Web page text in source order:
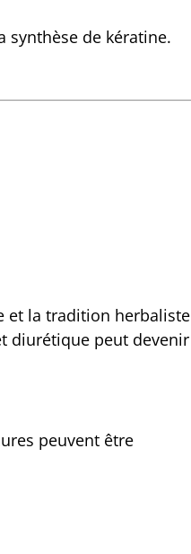
synthèse de kératine.
et la tradition herbaliste
diurétique peut devenir
peuvent être